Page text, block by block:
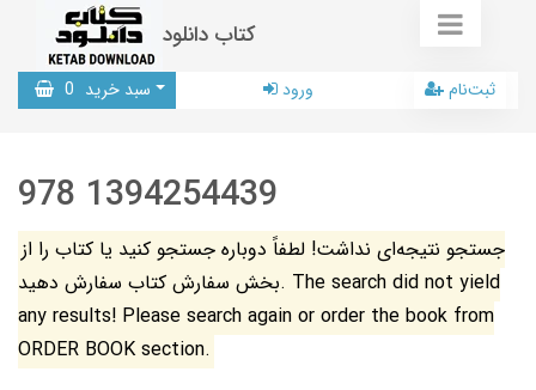
کتاب دانلود
سبد خرید 0 ورود ثبت‌نام
978 1394254439
جستجو نتیجه‌ای نداشت! لطفاً دوباره جستجو کنید یا کتاب را از
بخش سفارش کتاب سفارش دهید. The search did not yield
any results! Please search again or order the book from
ORDER BOOK section.